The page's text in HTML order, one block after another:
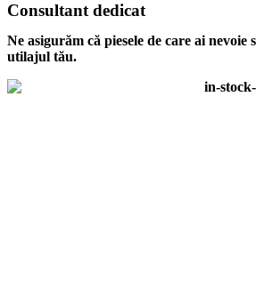
Consultant dedicat
Ne asigurăm că piesele de care ai nevoie
utilajul tău.